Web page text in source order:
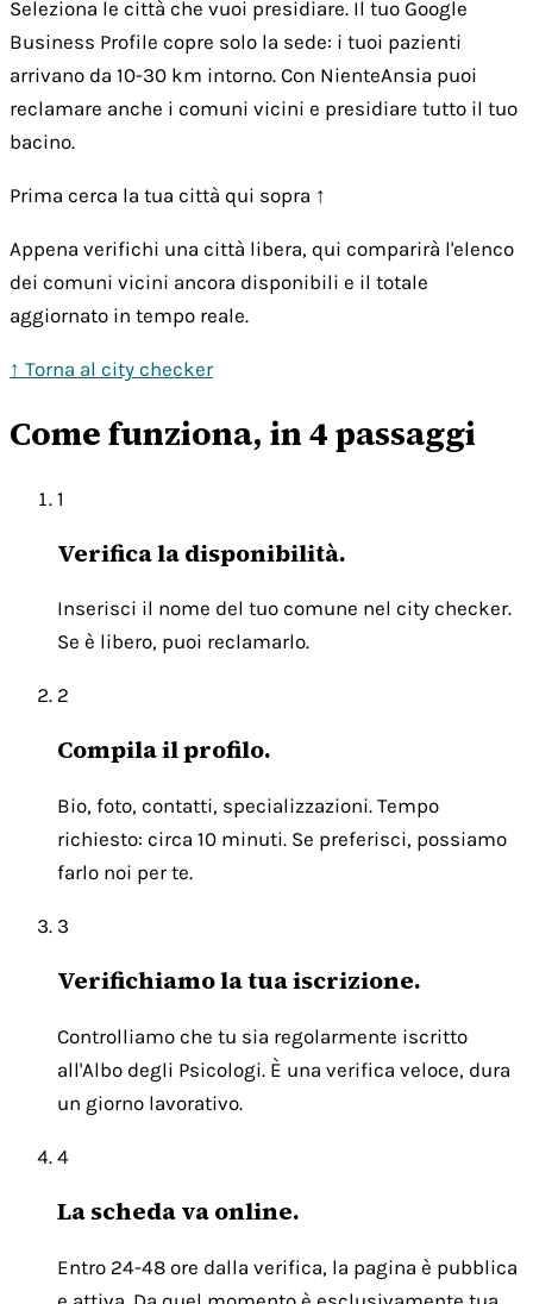
Seleziona le città che vuoi presidiare. Il tuo Google
Business Profile copre solo la sede: i tuoi pazienti
arrivano da 10-30 km intorno. Con NienteAnsia puoi
reclamare anche i comuni vicini e presidiare tutto il tuo
bacino.
Prima cerca la tua città qui sopra ↑
Appena verifichi una città libera, qui comparirà l'elenco
dei comuni vicini ancora disponibili e il totale
aggiornato in tempo reale.
↑ Torna al city checker
Come funziona, in 4 passaggi
1
Verifica la disponibilità.
Inserisci il nome del tuo comune nel city checker.
Se è libero, puoi reclamarlo.
2
Compila il profilo.
Bio, foto, contatti, specializzazioni. Tempo
richiesto: circa 10 minuti. Se preferisci, possiamo
farlo noi per te.
3
Verifichiamo la tua iscrizione.
Controlliamo che tu sia regolarmente iscritto
all'Albo degli Psicologi. È una verifica veloce, dura
un giorno lavorativo.
4
La scheda va online.
Entro 24-48 ore dalla verifica, la pagina è pubblica